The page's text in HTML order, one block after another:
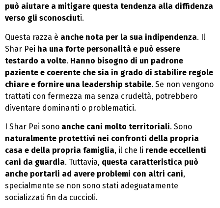
può aiutare a mitigare questa tendenza alla diffidenza
verso gli sconosciuti.
Questa razza è anche nota per la sua indipendenza. Il
Shar Pei ha una forte personalità e può essere
testardo a volte. Hanno bisogno di un padrone
paziente e coerente che sia in grado di stabilire regole
chiare e fornire una leadership stabile. Se non vengono
trattati con fermezza ma senza crudeltà, potrebbero
diventare dominanti o problematici.
I Shar Pei sono anche cani molto territoriali. Sono
naturalmente protettivi nei confronti della propria
casa e della propria famiglia, il che li rende eccellenti
cani da guardia. Tuttavia, questa caratteristica può
anche portarli ad avere problemi con altri cani,
specialmente se non sono stati adeguatamente
socializzati fin da cuccioli.